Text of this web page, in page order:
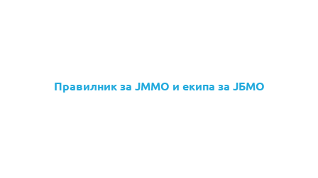
Правилник за ЈММО и екипа за ЈБМО